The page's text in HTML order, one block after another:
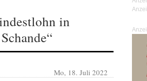
in
Mo, 18. Juli 2022